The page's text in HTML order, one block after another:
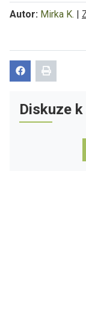
Autor: Mirka K. |
Diskuze